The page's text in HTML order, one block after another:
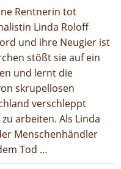
Rentnerin tot
Linda Roloff
und ihre Neugier ist
stößt sie auf ein
und lernt die
skrupellosen
verschleppt
arbeiten. Als Linda
Menschenhändler
Tod …